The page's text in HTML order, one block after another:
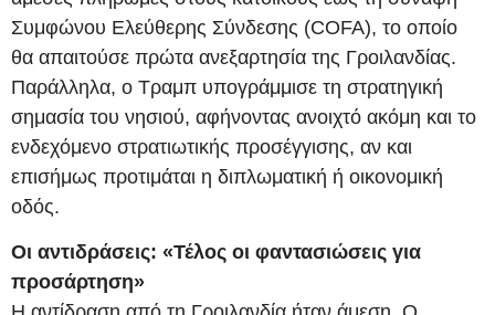
Συμφώνου Ελεύθερης Σύνδεσης (COFA), το οποίο
θα απαιτούσε πρώτα ανεξαρτησία της Γροιλανδίας.
Παράλληλα, ο Τραμπ υπογράμμισε τη στρατηγική
σημασία του νησιού, αφήνοντας ανοιχτό ακόμη και το
ενδεχόμενο στρατιωτικής προσέγγισης, αν και
επισήμως προτιμάται η διπλωματική ή οικονομική
οδός.
Οι αντιδράσεις: «Τέλος οι φαντασιώσεις για
προσάρτηση»